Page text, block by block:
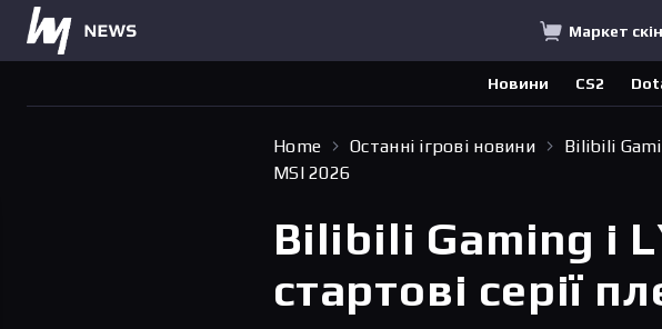
Маркет
Новини CS2
Home Останні ігрові новини
Bilibili
MSI 2026
Bilibili Gaming і
стартові серії